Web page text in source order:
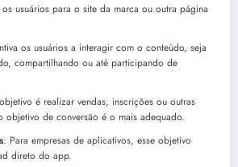
usuários para o site da marca ou outra página
os usuários a interagir com o conteúdo, seja
compartilhando ou até participando de
é realizar vendas, inscrições ou outras
objetivo de conversão é o mais adequado.
: Para empresas de aplicativos, esse objetivo
direto do app.